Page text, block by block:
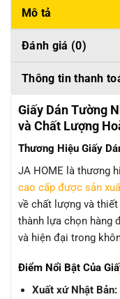
Mô tả
Đánh giá (0)
Thông tin thanh
Giấy Dán Tường
và Chất Lượng
Thương Hiệu Giấy
JA HOME là thương
cao cấp được sản
về chất lượng và
thành lựa chọn hàng
và hiện đại trong
Điểm Nổi Bật Của
Xuất xứ Nhật Bản: